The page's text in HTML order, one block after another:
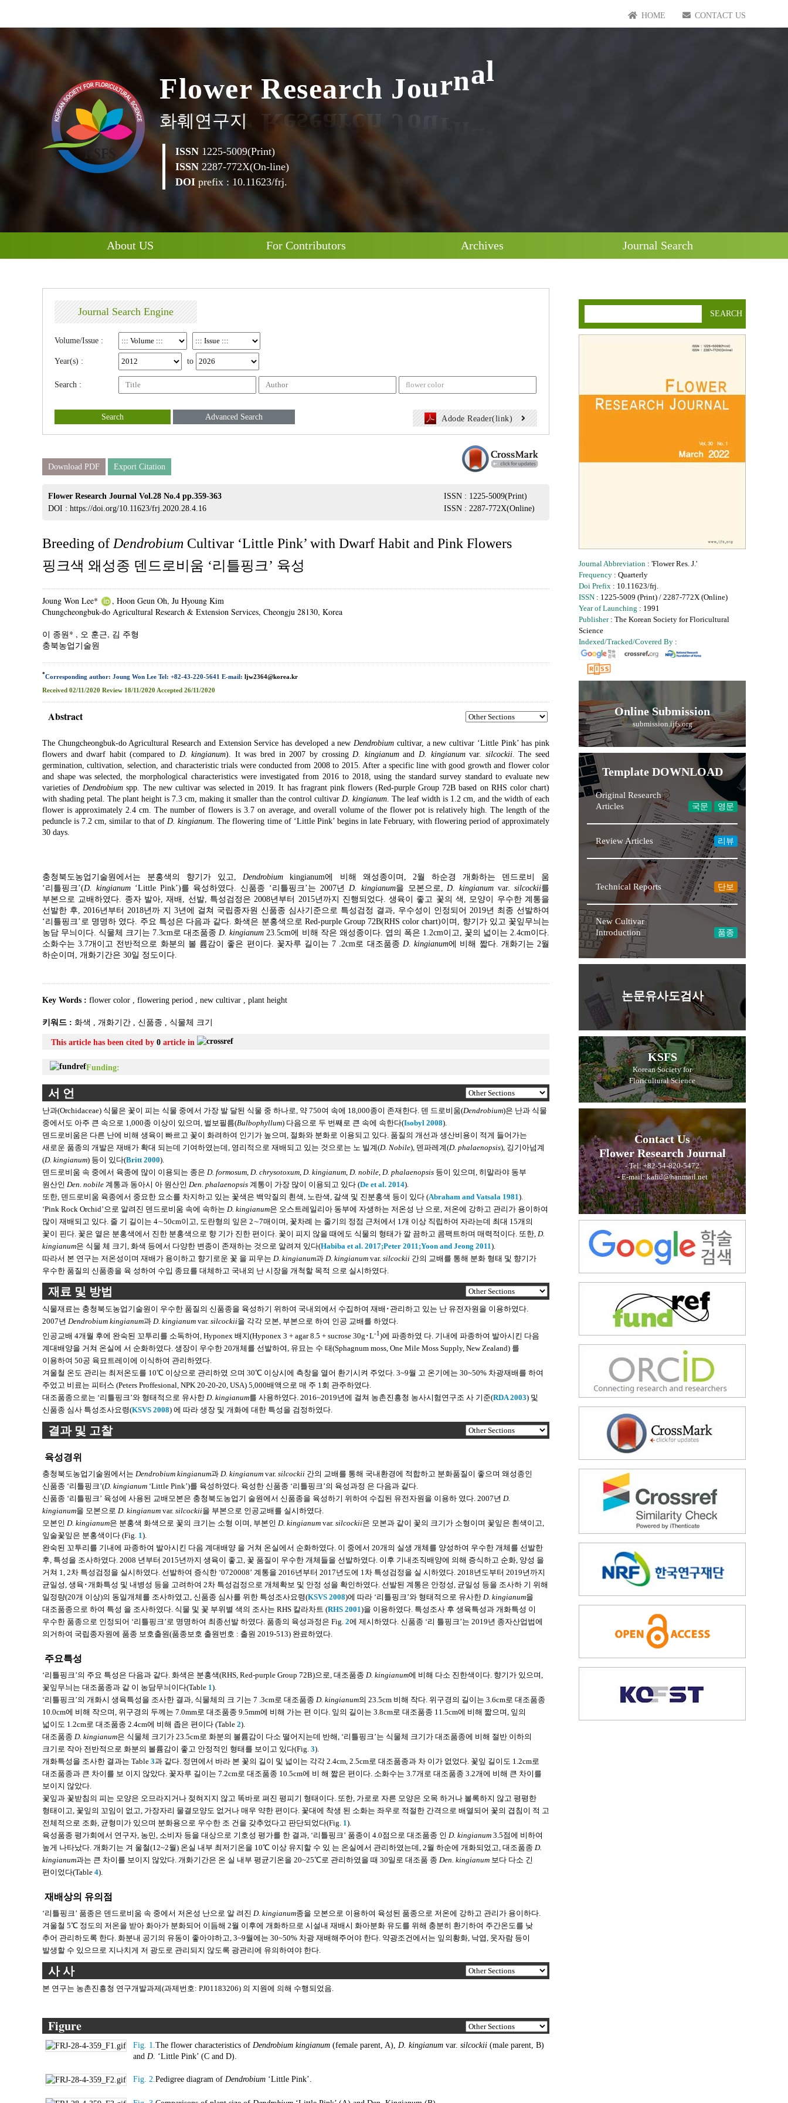
HOME CONTACT US
Flo w er Research Journal
화훼연구지
ISSN 1225-5009(Print)
ISSN 2287-772X(On-line)
DOI prefix : 10.11623/frj.
About US For Contributors Archives Journal Search
Journal Search Engine
Volume/Issue :
Year(s) : to
Search :
Search Advanced Search Adode Reader(link)
Download PDF Export Citation
ISSN : 1225-5009(Print)
ISSN : 2287-772X(Online)
Flower Research Journal Vol.28 No.4 pp.359-363
DOI : https://doi.org/10.11623/frj.2020.28.4.16
Breeding of Dendrobium Cultivar ‘Little Pink’ with Dwarf Habit and Pink Flowers
핑크색 왜성종 덴드로비움 ‘리틀핑크’ 육성
Joung Won Lee*
, Hoon Geun Oh, Ju Hyoung Kim
Chungcheongbuk-do Agricultural Research & Extension Services, Cheongju 28130, Korea
이 종원* , 오 훈근, 김 주형
충북농업기술원
*Corresponding author: Joung Won Lee Tel: +82-43-220-5641 E-mail: ljw2364@korea.kr
Received 02/11/2020 Review 18/11/2020 Accepted 26/11/2020
Abstract
The Chungcheongbuk-do Agricultural Research and Extension Service has developed a new Dendrobium cultivar, a new cultivar ‘Little Pink’ has pink
flowers and dwarf habit (compared to D. kingianum). It was bred in 2007 by crossing D. kingianumand D. kingianumvar. silcockii. The seed
germination, cultivation, selection, and characteristic trials were conducted from 2008 to 2015. After a specific line with good growth and flower color
and shape was selected, the morphological characteristics were investigated from 2016 to 2018, using the standard survey standard to evaluate new
varieties of Dendrobium spp. The new cultivar was selected in 2019. It has fragrant pink flowers (Red-purple Group 72B based on RHS color chart)
with shading petal. The plant height is 7.3 cm, making it smaller than the control cultivar D. kingianum . The leaf width is 1.2 cm, and the width of each
flower is approximately 2.4 cm. The number of flowers is 3.7 on average, and overall volume of the flower pot is relatively high. The length of the
peduncle is 7.2 cm, similar to that of D. kingianum . The flowering time of ‘Little Pink’ begins in late February, with flowering period of approximately
30 days.
충청북도농업기술원에서는 분홍색의 향기가 있고, Dendrobium kingianum에 비해 왜성종이며, 2월 하순경 개화하는 덴드로비 움
‘리틀핑크’(D. kingianum‘Little Pink’)를 육성하였다. 신품종 ‘리틀핑크’는 2007년 D. kingianum을 모본으로, D. kingianum var.silcockii를
부본으로 교배하였다. 종자 발아, 재배, 선발, 특성검정은 2008년부터 2015년까지 진행되었다. 생육이 좋고 꽃의 색, 모양이 우수한 계통을
선발한 후, 2016년부터 2018년까 지 3년에 걸쳐 국립종자원 신품종 심사기준으로 특성검정 결과, 우수성이 인정되어 2019년 최종 선발하여
‘리틀핑크’로 명명하 였다. 주요 특성은 다음과 같다. 화색은 분홍색으로 Red-purple Group 72B(RHS color chart)이며, 향기가 있고 꽃잎무늬는
농담 무늬이다. 식물체 크기는 7.3cm로 대조품종 D. kingianum 23.5cm에 비해 작은 왜성종이다. 엽의 폭은 1.2cm이고, 꽃의 넓이는 2.4cm이다.
소화수는 3.7개이고 전반적으로 화분의 볼 륨감이 좋은 편이다. 꽃자루 길이는 7 .2cm로 대조품종 D. kingianum에 비해 짧다. 개화기는 2월
하순이며, 개화기간은 30일 정도이다.
Key Words : flower color flowering period new cultivar plant height
키워드 : 화색 개화기간 신품종 식물체 크기
This article has been cited by 0 article in
Funding:
서 언
난과(Orchidaceae) 식물은 꽃이 피는 식물 중에서 가장 발 달된 식물 중 하나로, 약 750여 속에 18,000종이 존재한다. 덴 드로비움(Dendrobium)은 난과 식물
중에서도 아주 큰 속으로 1,000종 이상이 있으며, 벌보필름(Bulbophyllum) 다음으로 두 번째로 큰 속에 속한다(Isobyl 2008).
덴드로비움은 다른 난에 비해 생육이 빠르고 꽃이 화려하여 인기가 높으며, 절화와 분화로 이용되고 있다. 품질의 개선과 생산비용이 적게 들어가는
새로운 품종의 개발은 재배가 확대 되는데 기여하였는데, 영리적으로 재배되고 있는 것으로는 노 빌계(D. Nobile), 덴파레계(D. phalaenopsis), 깅기아넘계
(D. kingianum) 등이 있다(Britt 2000).
덴드로비움 속 중에서 육종에 많이 이용되는 종은 D. formosum D. chrysotoxum D. kingianum D. nobile D. phalaenopsis 등이 있으며, 히말라야 동부
원산인 Den. nobile 계통과 동아시 아 원산인 Den. phalaenopsis 계통이 가장 많이 이용되고 있다 (De et al. 2014).
또한, 덴드로비움 육종에서 중요한 요소를 차지하고 있는 꽃색은 백악질의 흰색, 노란색, 갈색 및 진분홍색 등이 있다 (Abraham and Vatsala 1981).
‘Pink Rock Orchid’으로 알려진 덴드로비움 속에 속하는 D. kingianum은 오스트레일리아 동부에 자생하는 저온성 난 으로, 저온에 강하고 관리가 용이하여
많이 재배되고 있다. 줄 기 길이는 4∼50cm이고, 도란형의 잎은 2∼7매이며, 꽃차례 는 줄기의 정점 근처에서 1개 이상 직립하여 자라는데 최대 15개의
꽃이 핀다. 꽃은 옅은 분홍색에서 진한 분홍색으로 향 기가 진한 편이다. 꽃이 피지 않을 때에도 식물의 형태가 깔 끔하고 콤팩트하며 매력적이다. 또한, D.
kingianum은 식물 체 크기, 화색 등에서 다양한 변종이 존재하는 것으로 알려져 있다(Habiba et al. 2017;Peter 2011;Yoon and Jeong 2011).
따라서 본 연구는 저온성이며 재배가 용이하고 향기로운 꽃 을 피우는 D. kingianum과 D. kingianum var. silcockii 간의 교배를 통해 분화 형태 및 향기가
우수한 품질의 신품종을 육 성하여 수입 종묘를 대체하고 국내외 난 시장을 개척할 목적 으로 실시하였다.
재료 및 방법
식물재료는 충청북도농업기술원이 우수한 품질의 신품종을 육성하기 위하여 국내외에서 수집하여 재배･관리하고 있는 난 유전자원을 이용하였다.
2007년 Dendrobium kingianum과 D. kingianum var. silcockii을 각각 모본, 부본으로 하여 인공 교배를 하였다.
인공교배 4개월 후에 완숙된 꼬투리를 소독하여, Hyponex 배지(Hyponex 3 + agar 8.5 + sucrose 30g･L-1)에 파종하였 다. 기내에 파종하여 발아시킨 다음
계대배양을 거쳐 온실에 서 순화하였다. 생장이 우수한 20개체를 선발하여, 유묘는 수 태(Sphagnum moss, One Mile Moss Supply, New Zealand) 를
이용하여 50공 육묘트레이에 이식하여 관리하였다.
겨울철 온도 관리는 최저온도를 10℃ 이상으로 관리하였 으며 30℃ 이상시에 측창을 열어 환기시켜 주었다. 3~9월 고 온기에는 30~50% 차광재배를 하여
주었고 비료는 피터스 (Peters Proffesional, NPK 20-20-20, USA) 5,000배액으로 매 주 1회 관주하였다.
대조품종으로는 ‘리틀핑크’와 형태적으로 유사한 D. kingianum를 사용하였다. 2016~2019년에 걸쳐 농촌진흥청 농사시험연구조 사 기준(RDA 2003) 및
신품종 심사 특성조사요령(KSVS 2008) 에 따라 생장 및 개화에 대한 특성을 검정하였다.
결과 및 고찰
육성경위
충청북도농업기술원에서는 Dendrobium kingianum과 D. kingianum var. silcockii 간의 교배를 통해 국내환경에 적합하고 분화품질이 좋으며 왜성종인
신품종 ‘리틀핑크’(D. kingianum ‘Little Pink’)를 육성하였다. 육성한 신품종 ‘리틀핑크’의 육성과정 은 다음과 같다.
신품종 ‘리틀핑크’ 육성에 사용된 교배모본은 충청북도농업기 술원에서 신품종을 육성하기 위하여 수집된 유전자원을 이용하 였다. 2007년 D.
kingianum을 모본으로 D. kingianum var. silcockii을 부본으로 인공교배를 실시하였다.
모본인 D. kingianum은 분홍색 화색으로 꽃의 크기는 소형 이며, 부본인 D. kingianum var. silcockii은 모본과 같이 꽃의 크기가 소형이며 꽃잎은 흰색이고,
잎술꽃잎은 분홍색이다 (Fig. 1).
완숙된 꼬투리를 기내에 파종하여 발아시킨 다음 계대배양 을 거쳐 온실에서 순화하였다. 이 중에서 20개의 실생 개체를 양성하여 우수한 개체를 선발한
후, 특성을 조사하였다. 2008 년부터 2015년까지 생육이 좋고, 꽃 품질이 우수한 개체들을 선발하였다. 이후 기내조직배양에 의해 증식하고 순화, 양성 을
거쳐 1, 2차 특성검정을 실시하였다. 선발하여 증식한 ‘0720008’ 계통을 2016년부터 2017년도에 1차 특성검정을 실 시하였다. 2018년도부터 2019년까지
균일성, 생육･개화특성 및 내병성 등을 고려하여 2차 특성검정으로 개체확보 및 안정 성을 확인하였다. 선발된 계통은 안정성, 균일성 등을 조사하 기 위해
일정량(20개 이상)의 동일개체를 조사하였고, 신품종 심사를 위한 특성조사요령(KSVS 2008)에 따라 ‘리틀핑크’와 형태적으로 유사한 D. kingianum을
대조품종으로 하여 특성 을 조사하였다. 식물 및 꽃 부위별 색의 조사는 RHS 칼라차트 (RHS 2001)을 이용하였다. 특성조사 후 생육특성과 개화특성 이
우수한 품종으로 인정되어 ‘리틀핑크’로 명명하여 최종선발 하였다. 품종의 육성과정은 Fig. 2에 제시하였다. 신품종 ‘리 틀핑크’는 2019년 종자산업법에
의거하여 국립종자원에 품종 보호출원(품종보호 출원번호 : 출원 2019-513) 완료하였다.
주요특성
‘리틀핑크’의 주요 특성은 다음과 같다. 화색은 분홍색(RHS, Red-purple Group 72B)으로, 대조품종 D. kingianum에 비해 다소 진한색이다. 향기가 있으며,
꽃잎무늬는 대조품종과 같 이 농담무늬이다(Table 1).
‘리틀핑크’의 개화시 생육특성을 조사한 결과, 식물체의 크 기는 7 .3cm로 대조품종 D. kingianum의 23.5cm 비해 작다. 위구경의 길이는 3.6cm로 대조품종
10.0cm에 비해 작으며, 위구경의 두께는 7.0mm로 대조품종 9.5mm에 비해 가는 편 이다. 잎의 길이는 3.8cm로 대조품종 11.5cm에 비해 짧으며, 잎의
넓이도 1.2cm로 대조품종 2.4cm에 비해 좁은 편이다 (Table 2).
대조품종 D. kingianum은 식물체 크기가 23.5cm로 화분의 볼륨감이 다소 떨어지는데 반해, ‘리틀핑크’는 식물체 크기가 대조품종에 비해 절반 이하의
크기로 작아 전반적으로 화분의 볼륨감이 좋고 안정적인 형태를 보이고 있다(Fig. 3).
개화특성을 조사한 결과는 Table 3과 같다. 정면에서 바라 본 꽃의 길이 및 넓이는 각각 2.4cm, 2.5cm로 대조품종과 차 이가 없었다. 꽃잎 길이도 1.2cm로
대조품종과 큰 차이를 보 이지 않았다. 꽃자루 길이는 7.2cm로 대조품종 10.5cm에 비 해 짧은 편이다. 소화수는 3.7개로 대조품종 3.2개에 비해 큰 차이를
보이지 않았다.
꽃잎과 꽃받침의 피는 모양은 오므라지거나 젖혀지지 않고 똑바로 펴진 평피기 형태이다. 또한, 가로로 자른 모양은 오목 하거나 볼록하지 않고 평평한
형태이고, 꽃잎의 꼬임이 없고, 가장자리 물결모양도 없거나 매우 약한 편이다. 꽃대에 착생 된 소화는 좌우로 적절한 간격으로 배열되어 꽃의 겹침이 적 고
전체적으로 조화, 균형미가 있으며 분화용으로 우수한 조 건을 갖추었다고 판단되었다(Fig. 1).
육성품종 평가회에서 연구자, 농민, 소비자 등을 대상으로 기호성 평가를 한 결과, ‘리틀핑크’ 품종이 4.0점으로 대조품종 인 D. kingianum 3.5점에 비하여
높게 나타났다. 개화기는 겨 울철(12~2월) 온실 내부 최저기온을 10℃ 이상 유지할 수 있 는 온실에서 관리하였는데, 2월 하순에 개화되었고, 대조품종 D.
kingianum과는 큰 차이를 보이지 않았다. 개화기간은 온 실 내부 평균기온을 20~25℃로 관리하였을 때 30일로 대조품 종 Den. kingianum 보다 다소 긴
편이었다(Table 4).
재배상의 유의점
‘리틀핑크’ 품종은 덴드로비움 속 중에서 저온성 난으로 알 려진 D. kingianum종을 모본으로 이용하여 육성된 품종으로 저온에 강하고 관리가 용이하다.
겨울철 5℃ 정도의 저온을 받아 화아가 분화되어 이듬해 2월 이후에 개화하므로 시설내 재배시 화아분화 유도를 위해 충분히 환기하여 주간온도를 낮
추어 관리하도록 한다. 화분내 공기의 유동이 좋아야하고, 3~9월에는 30~50% 차광 재배해주어야 한다. 약광조건에서는 잎의황화, 낙엽, 웃자람 등이
발생할 수 있으므로 지나치게 저 광도로 관리되지 않도록 광관리에 유의하여야 한다.
사 사
본 연구는 농촌진흥청 연구개발과제(과제번호: PJ01183206) 의 지원에 의해 수행되었음.
Figure
Fig. 1.The flower characteristics of Dendrobium kingianum (female parent, A), D. kingianum var. silcockii (male parent, B)
and D. ‘Little Pink’ (C and D).
Fig. 2.Pedigree diagram of Dendrobium ‘Little Pink’.
SEARCH
Journal Abbreviation : 'Flower Res. J.'
Frequency : Quarterly
Doi Prefix : 10.11623/frj.
ISSN : 1225-5009 (Print) / 2287-772X (Online)
Year of Launching : 1991
Publisher: The Korean Society for Floricultural
Science
Indexed/Tracked/Covered By :
Online Submission
submission.ijfs.org
Template DOWNLOAD
Original Research
Articles
국문 영문
Review Articles 리뷰
Technical Reports 단보
New Cultivar
Introduction
품종
논문유사도검사
KSFS
Korean Society for
Floricultural Science
Contact Us
Flower Research Journal
- Tel: +82-54-820-5472
- E-mail: kafid@hanmail.net